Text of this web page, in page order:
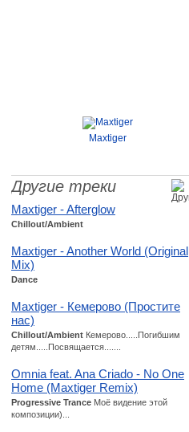
Maxtiger
Другие треки
Maxtiger - Afterglow
Chillout/Ambient
Maxtiger - Another World (Original
Mix)
Dance
Maxtiger - Кемерово (Простите
нас)
Chillout/Ambient Кемерово.....Погибшим
детям.....Посвящается.......
Omnia feat. Ana Criado - No One
Home (Maxtiger Remix)
Progressive Trance Моё видение этой
композиции)...